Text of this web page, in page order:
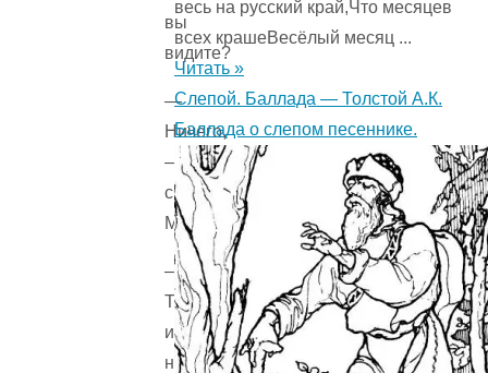
вы
видите?
—
Ничего,
—
сказал
Медвежонок.
—
Так
и
надо.
весь на русский край,Что месяцев
всех крашеВесёлый месяц ...
Читать »
Слепой. Баллада — Толстой А.К.
Баллада о слепом песеннике.